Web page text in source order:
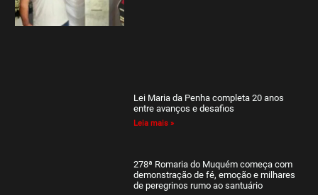
Lei Maria da Penha completa 20 anos
entre avanços e desafios
Leia mais »
278ª Romaria do Muquém começa com
demonstração de fé, emoção e milhares
de peregrinos rumo ao santuário